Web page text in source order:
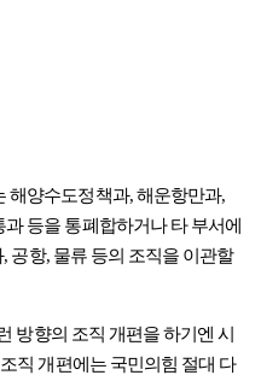
해양수도정책과, 해운항만과,
등을 통폐합하거나 타 부서에
공항, 물류 등의 조직을 이관할
방향의 조직 개편을 하기엔 시
직 개편에는 국민의힘 절대 다